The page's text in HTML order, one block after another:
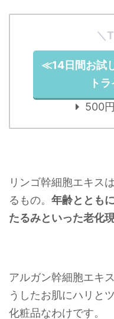
＼
≪14日間お試
ト
500
リンゴ幹細胞エキス
るもの。 年齢ととも
たるみといった老化
アルガン幹細胞エキ
うしたお肌にハリと
化粧品なわけです。